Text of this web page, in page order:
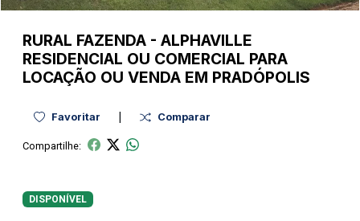
RURAL FAZENDA - ALPHAVILLE
RESIDENCIAL OU COMERCIAL PARA
LOCAÇÃO OU VENDA EM PRADÓPOLIS
Favoritar | Comparar
Compartilhe:
DISPONÍVEL